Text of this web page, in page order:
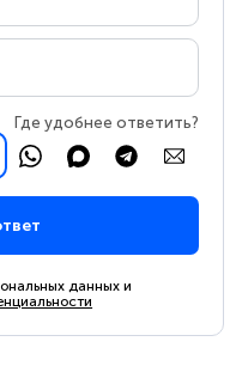
Где удобнее ответить?
данных и